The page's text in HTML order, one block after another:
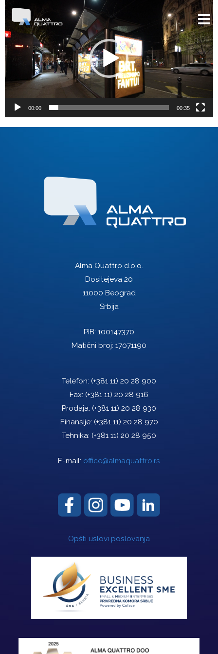
Pregledač
video
zapisa
00:00 00:35
Alma Quattro d.o.o.
Dositejeva 20
11000 Beograd
Srbija
PIB: 100147370
Matični broj: 17071190
Telefon: (+381 11) 20 28 900
Fax: (+381 11) 20 28 916
Prodaja: (+381 11) 20 28 930
Finansije: (+381 11) 20 28 970
Tehnika: (+381 11) 20 28 950
E-mail: office@almaquattro.rs
Opšti uslovi poslovanja